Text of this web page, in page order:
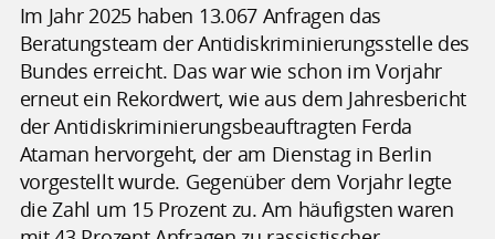
Im Jahr 2025 haben 13.067 Anfragen das
Beratungsteam der Antidiskriminierungsstelle des
Bundes erreicht. Das war wie schon im Vorjahr
erneut ein Rekordwert, wie aus dem Jahresbericht
der Antidiskriminierungsbeauftragten Ferda
Ataman hervorgeht, der am Dienstag in Berlin
vorgestellt wurde. Gegenüber dem Vorjahr legte
die Zahl um 15 Prozent zu. Am häufigsten waren